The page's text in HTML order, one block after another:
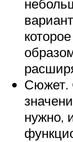
Сюжет.
нужно,